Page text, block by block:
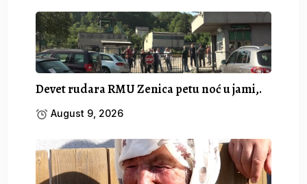
Devet rudara RMU Zenica petu noć u jami,.
August 9, 2026